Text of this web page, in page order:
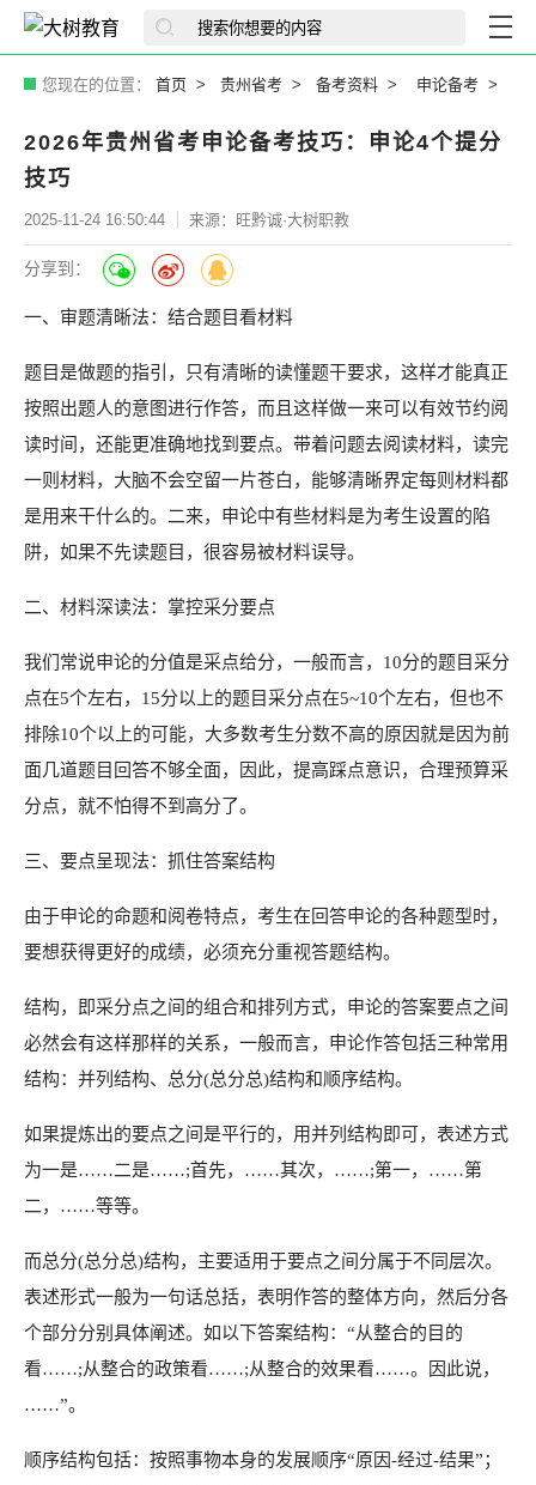
您现在的位置： 首页 贵州省考 备考资料 申论备考
2026年贵州省考申论备考技巧：申论4个提分
技巧
2025-11-24 16:50:44 来源：旺黔诚·大树职教
分享到：
一、审题清晰法：结合题目看材料
题目是做题的指引，只有清晰的读懂题干要求，这样才能真正
按照出题人的意图进行作答，而且这样做一来可以有效节约阅
读时间，还能更准确地找到要点。带着问题去阅读材料，读完
一则材料，大脑不会空留一片苍白，能够清晰界定每则材料都
是用来干什么的。二来，申论中有些材料是为考生设置的陷
阱，如果不先读题目，很容易被材料误导。
二、材料深读法：掌控采分要点
我们常说申论的分值是采点给分，一般而言，10分的题目采分
点在5个左右，15分以上的题目采分点在5~10个左右，但也不
排除10个以上的可能，大多数考生分数不高的原因就是因为前
面几道题目回答不够全面，因此，提高踩点意识，合理预算采
分点，就不怕得不到高分了。
三、要点呈现法：抓住答案结构
由于申论的命题和阅卷特点，考生在回答申论的各种题型时，
要想获得更好的成绩，必须充分重视答题结构。
结构，即采分点之间的组合和排列方式，申论的答案要点之间
必然会有这样那样的关系，一般而言，申论作答包括三种常用
结构：并列结构、总分(总分总)结构和顺序结构。
如果提炼出的要点之间是平行的，用并列结构即可，表述方式
为一是……二是……;首先，……其次，……;第一，……第
二，……等等。
而总分(总分总)结构，主要适用于要点之间分属于不同层次。
表述形式一般为一句话总括，表明作答的整体方向，然后分各
个部分分别具体阐述。如以下答案结构：“从整合的目的
看……;从整合的政策看……;从整合的效果看……。因此说，
……”。
顺序结构包括：按照事物本身的发展顺序“原因-经过-结果”；